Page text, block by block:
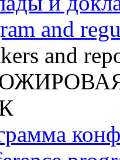
and
and